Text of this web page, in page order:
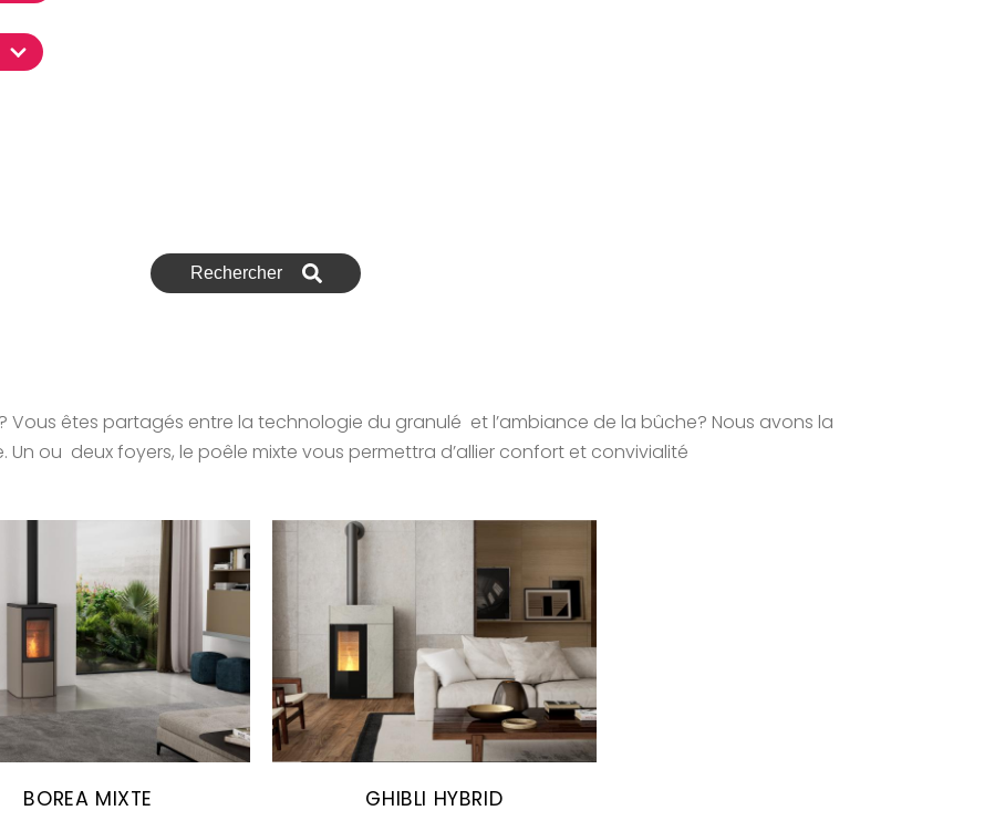
Vous êtes partagés entre la technologie du granulé et l’ambiance de la bûche? Nous avons la
Un ou deux foyers, le poêle mixte vous permettra d’allier confort et convivialité
BOREA MIXTE GHIBLI HYBRID